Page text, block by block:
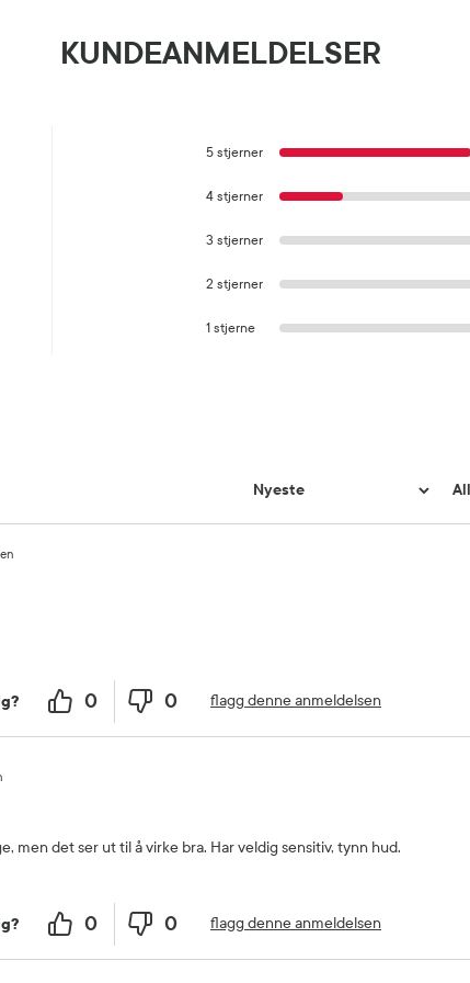
KUNDEANMELDELSER
5 stjerner
4 stjerner
3 stjerner
2 stjerner
1 stjerne
0 0 flagg denne anmeldelsen
men det ser ut til å virke bra. Har veldig sensitiv, tynn hud.
0 0 flagg denne anmeldelsen